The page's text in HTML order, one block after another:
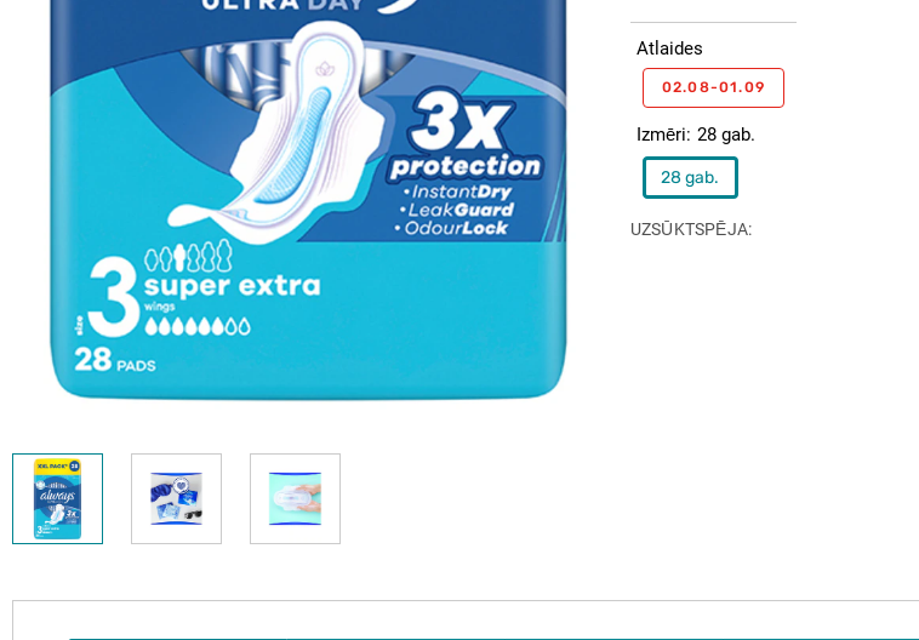
Izmēri 28 gab.
28 gab.
Atlaides
02.08-01.09
UZSŪKTSPĒJA